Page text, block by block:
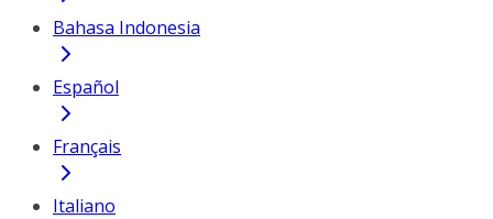
Bahasa Indonesia
Español
Français
Italiano